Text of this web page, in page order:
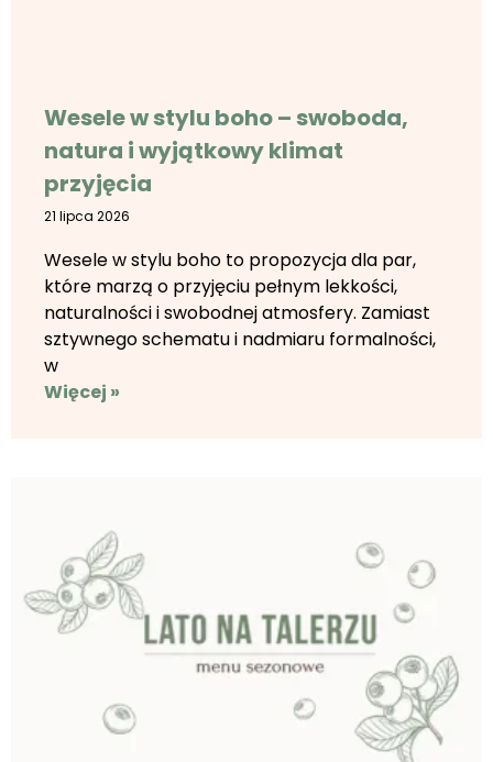
Wesele w stylu boho – swoboda,
natura i wyjątkowy klimat
przyjęcia
21 lipca 2026
Wesele w stylu boho to propozycja dla par,
które marzą o przyjęciu pełnym lekkości,
naturalności i swobodnej atmosfery. Zamiast
sztywnego schematu i nadmiaru formalności,
w
Więcej »